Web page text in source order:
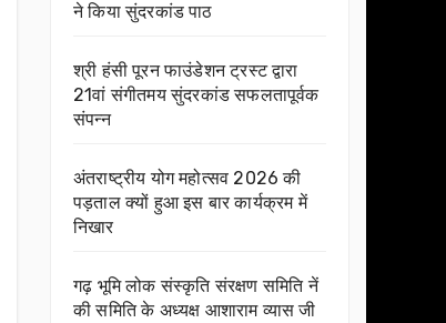
ने किया सुंदरकांड पाठ
श्री हंसी पूरन फाउंडेशन ट्रस्ट द्वारा
21वां संगीतमय सुंदरकांड सफलतापूर्वक
संपन्न
अंतराष्ट्रीय योग महोत्सव 2026 की
पड़ताल क्यों हुआ इस बार कार्यक्रम में
निखार
गढ़ भूमि लोक संस्कृति संरक्षण समिति नें
की समिति के अध्यक्ष आशाराम व्यास जी